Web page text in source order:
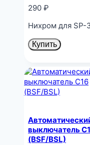
290 ₽
Нихром для SP-
Купить
выключатель
(BSF/BSL)